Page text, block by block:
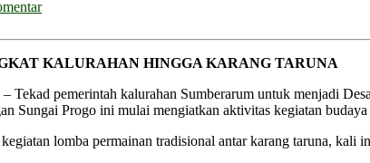
KALURAHAN HINGGA KARANG TARUNA
– Tekad pemerintah kalurahan Sumberarum untuk menjadi
Sungai Progo ini mulai mengiatkan aktivitas kegiatan
lomba permainan tradisional antar karang taruna, kali